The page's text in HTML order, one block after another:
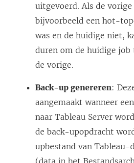
uitgevoerd. Als de
bijvoorbeeld een hot-
was en de huidige niet,
duren om de huidige job
de vorige.
Back-up genereren:
aangemaakt wanneer
naar Tableau Server
de back-upopdracht
upbestand van Tableau-
(data in het